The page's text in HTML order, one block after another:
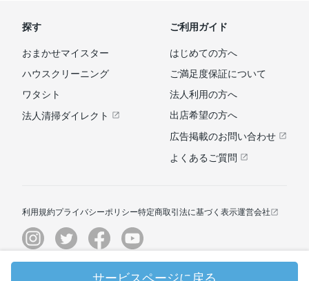
サービスページに戻る
探す
おまかせマイスター
ハウスクリーニング
ワタシト
法人清掃ダイレクト
ご利用ガイド
はじめての方へ
ご満足度保証について
法人利用の方へ
出店希望の方へ
広告掲載のお問い合わせ
よくあるご質問
利用規約プライバシーポリシー特定商取引法に基づく表示運営会社